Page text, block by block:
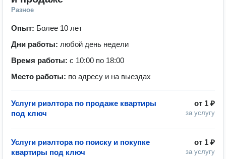
Разное
Опыт: Более 10 лет
Дни работы: любой день недели
Время работы: с 10:00 по 18:00
Место работы: по адресу и на выездах
от 1 ₽
за услугу
Услуги риэлтора по продаже квартиры
под ключ
от 1 ₽
за услугу
Услуги риэлтора по поиску и покупке
квартиры под ключ